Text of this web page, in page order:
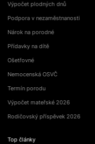
Výpočet plodných dnů
Podpora v nezaměstnanosti
Nárok na porodné
Přídavky na dítě
Ošetřovné
Nemocenská OSVČ
Termín porodu
Výpočet mateřské 2026
Rodičovský příspěvek 2026
Top články